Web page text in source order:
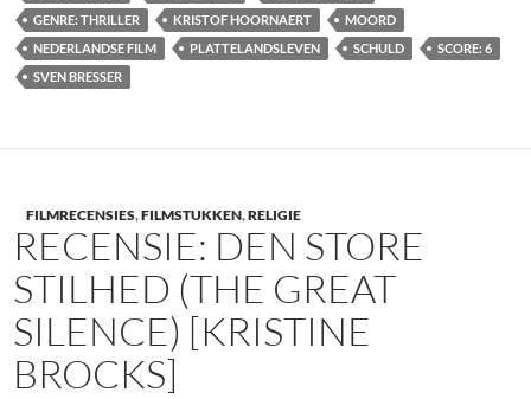
GENRE: THRILLER
KRISTOF HOORNAERT
MOORD
NEDERLANDSE FILM
PLATTELANDSLEVEN SCHULD
SCORE: 6
SVEN BRESSER
FILMRECENSIES,FILMSTUKKEN,RELIGIE
RECENSIE: DEN STORE
STILHED (THE GREAT
SILENCE) [KRISTINE
BROCKS]